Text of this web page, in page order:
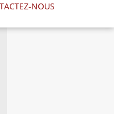
NOUS